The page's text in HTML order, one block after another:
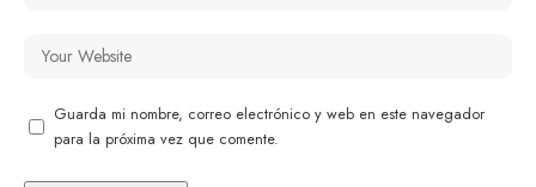
Guarda mi nombre, correo electrónico y web en este navegador
para la próxima vez que comente.